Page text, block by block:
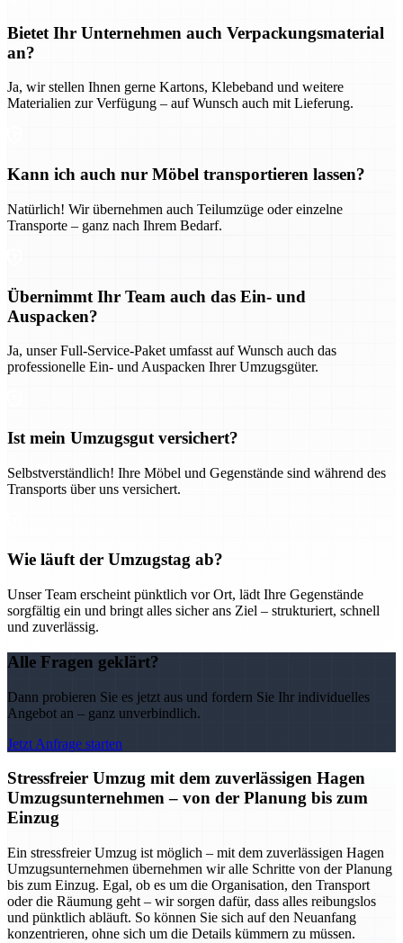
Bietet Ihr Unternehmen auch Verpackungsmaterial
an?
Ja, wir stellen Ihnen gerne Kartons, Klebeband und weitere
Materialien zur Verfügung – auf Wunsch auch mit Lieferung.
Kann ich auch nur Möbel transportieren lassen?
Natürlich! Wir übernehmen auch Teilumzüge oder einzelne
Transporte – ganz nach Ihrem Bedarf.
Übernimmt Ihr Team auch das Ein- und
Auspacken?
Ja, unser Full-Service-Paket umfasst auf Wunsch auch das
professionelle Ein- und Auspacken Ihrer Umzugsgüter.
Ist mein Umzugsgut versichert?
Selbstverständlich! Ihre Möbel und Gegenstände sind während des
Transports über uns versichert.
Wie läuft der Umzugstag ab?
Unser Team erscheint pünktlich vor Ort, lädt Ihre Gegenstände
sorgfältig ein und bringt alles sicher ans Ziel – strukturiert, schnell
und zuverlässig.
Alle Fragen geklärt?
Dann probieren Sie es jetzt aus und fordern Sie Ihr individuelles
Angebot an – ganz unverbindlich.
Jetzt Anfrage starten
Stressfreier Umzug mit dem zuverlässigen Hagen
Umzugsunternehmen – von der Planung bis zum
Einzug
Ein stressfreier Umzug ist möglich – mit dem zuverlässigen Hagen
Umzugsunternehmen übernehmen wir alle Schritte von der Planung
bis zum Einzug. Egal, ob es um die Organisation, den Transport
oder die Räumung geht – wir sorgen dafür, dass alles reibungslos
und pünktlich abläuft. So können Sie sich auf den Neuanfang
konzentrieren, ohne sich um die Details kümmern zu müssen.